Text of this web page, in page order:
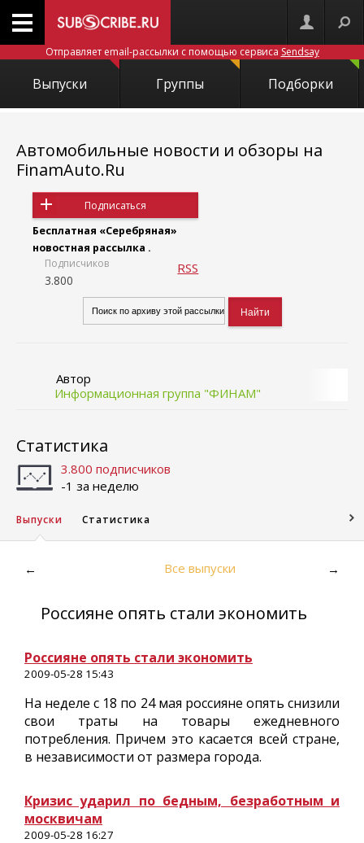
Отправляет email-рассылки с помощью сервиса Sendsay
Выпуски Группы Подборки
Автомобильные новости и обзоры на
FinamAuto.Ru
Подписаться
Бесплатная «Серебряная»
новостная рассылка .
Подписчиков
3.800
RSS
Автор
Информационная группа "ФИНАМ"
Статистика
3.800 подписчиков
-1 за неделю
Выпуски Статистика
← Все выпуски →
Россияне опять стали экономить
Россияне опять стали экономить
2009-05-28 15:43
На неделе с 18 по 24 мая россияне опять снизили
свои траты на товары ежедневного
потребления. Причем это касается всей стране,
в независимости от размера города.
Кризис ударил по бедным, безработным и
москвичам
2009-05-28 16:27